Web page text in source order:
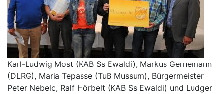
Karl-Ludwig Most (KAB Ss Ewaldi), Markus Gernemann
(DLRG), Maria Tepasse (TuB Mussum), Bürgermeister
Peter Nebelo, Ralf Hörbelt (KAB Ss Ewaldi) und Ludger